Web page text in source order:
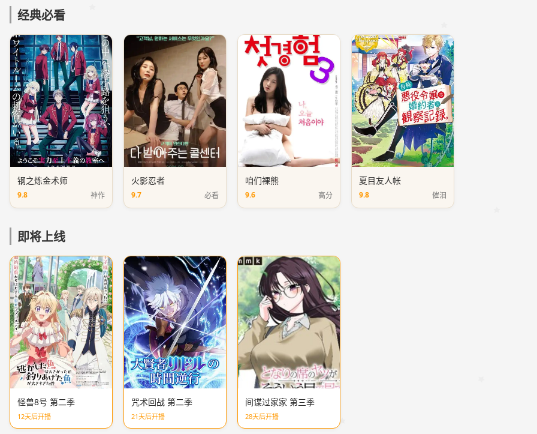
经典必看
钢之炼金术师
9.8 神作
火影忍者
9.7 必看
咱们裸熊
9.6 高分
夏目友人帐
9.8 催泪
即将上线
怪兽8号 第二季
12天后开播
咒术回战 第二季
21天后开播
间谍过家家 第三季
28天后开播